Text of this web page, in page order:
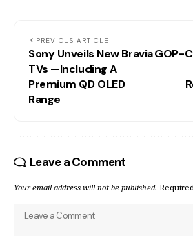
PREVIOUS ARTICLE
Sony Unveils New Bravia
TVs —Including A
Premium QD OLED
Range
GOP-
Leave a Comment
Your email address will not be published.